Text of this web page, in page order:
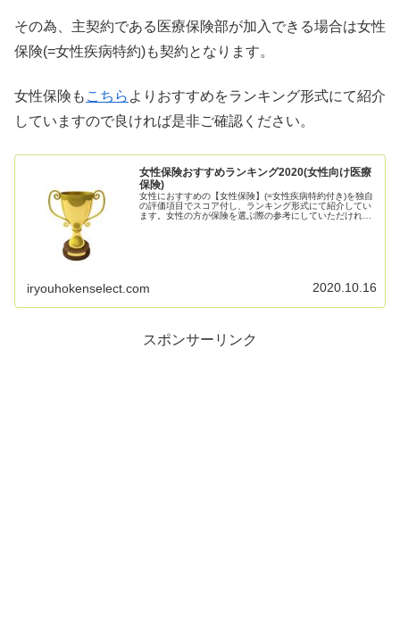
その為、主契約である医療保険部が加入できる場合は女性
保険(=女性疾病特約)も契約となります。
女性保険も こちら よりおすすめをランキング形式にて紹介
していますので良ければ是非ご確認ください。
女性保険おすすめランキング2020(女性向け医療
保険)
女性におすすめの【女性保険】(=女性疾病特約付き)を独自
の評価項目でスコア付し、ランキング形式にて紹介してい
ます。女性の方が保険を選ぶ際の参考にしていただければ
iryouhokenselect.com 2020.10.16
スポンサーリンク